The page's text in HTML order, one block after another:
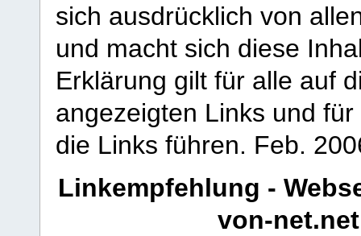
sich ausdrücklich von
und macht sich diese
Erklärung gilt für alle auf
angezeigten Links und
die Links führen. Feb.
Linkempfehlung -
von-net.net